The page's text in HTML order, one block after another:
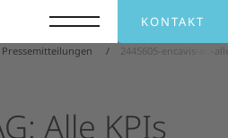
KONTAKT
Pressemitteilungen 2445605-encavis-ag-